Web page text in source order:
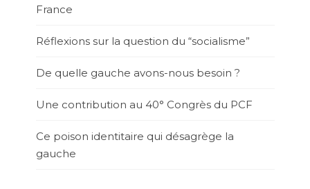
France
Réflexions sur la question du “socialisme”
De quelle gauche avons-nous besoin ?
Une contribution au 40° Congrès du PCF
Ce poison identitaire qui désagrège la
gauche